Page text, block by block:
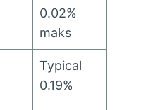
0.02%
maks
Typical
0.19%